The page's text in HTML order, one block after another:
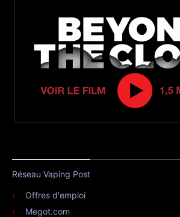
Réseau Vaping Post
Offres d'emploi
Megot.com